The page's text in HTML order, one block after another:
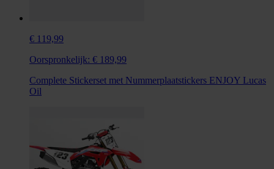
€ 119,99
Oorspronkelijk: € 189,99
Complete Stickerset met Nummerplaatstickers ENJOY Lucas
Oil